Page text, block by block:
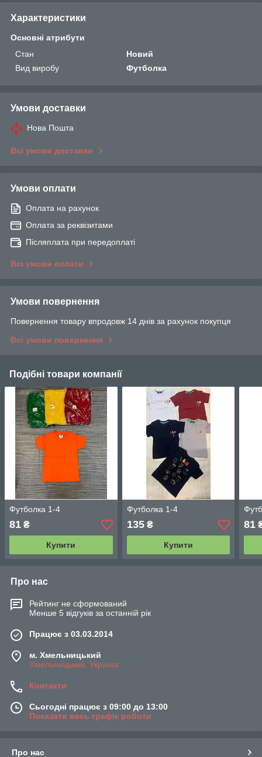
Характеристики
Основні атрибути
Стан
Новий
Вид виробу
Футболка
Умови доставки
Нова Пошта
Всі умови доставки
Умови оплати
Оплата на рахунок
Оплата за реквізитами
Післяплата при передоплаті
Всі умови оплати
Умови повернення
Повернення товару впродовж 14 днів за рахунок покупця
Всі умови повернення
Подібні товари компанії
Футболка 1-4
81 ₴
Купити
Футболка 1-4
135₴
Купити
81
Про нас
Рейтинг не сформований
Менше 5 відгуків за останній рік
Працює з 03.03.2014
м. Хмельницький
Хмельницький, Україна
Контакти
Сьогодні працює з 09:00 до 13:00
Показати весь графік роботи
Про нас